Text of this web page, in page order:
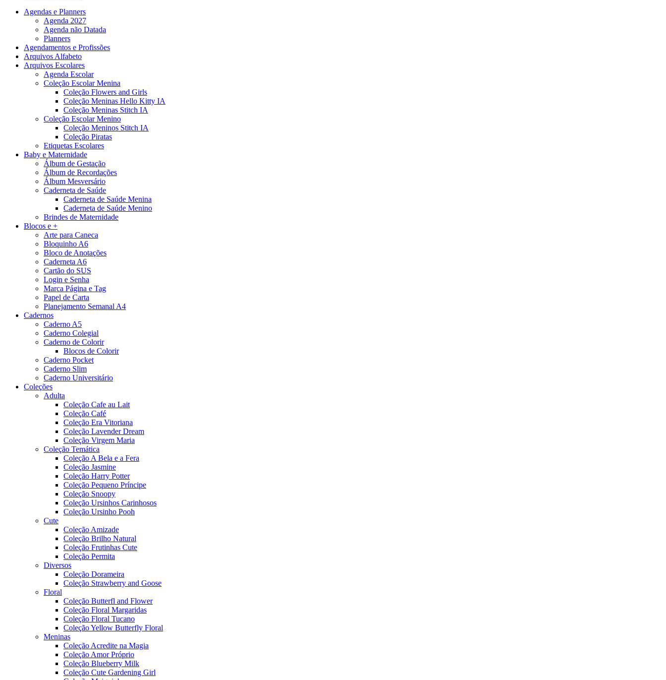
Agendas e Planners
Agenda 2027
Agenda não Datada
Planners
Agendamentos e Profissões
Arquivos Alfabeto
Arquivos Escolares
Agenda Escolar
Coleção Escolar Menina
Coleção Flowers and Girls
Coleção Meninas Hello Kitty IA
Coleção Meninas Stitch IA
Coleção Escolar Menino
Coleção Meninos Stitch IA
Coleção Piratas
Etiquetas Escolares
Baby e Maternidade
Álbum de Gestação
Álbum de Recordações
Álbum Mesversário
Caderneta de Saúde
Caderneta de Saúde Menina
Caderneta de Saúde Menino
Brindes de Maternidade
Blocos e +
Arte para Caneca
Bloquinho A6
Bloco de Anotações
Caderneta A6
Cartão do SUS
Login e Senha
Marca Página e Tag
Papel de Carta
Planejamento Semanal A4
Cadernos
Caderno A5
Caderno Colegial
Caderno de Colorir
Blocos de Colorir
Caderno Pocket
Caderno Slim
Caderno Universitário
Coleções
Adulta
Coleção Cafe au Lait
Coleção Café
Coleção Era Vitoriana
Coleção Lavender Dream
Coleção Virgem Maria
Coleção Temática
Coleção A Bela e a Fera
Coleção Jasmine
Coleção Harry Potter
Coleção Pequeno Príncipe
Coleção Snoopy
Coleção Ursinhos Carinhosos
Coleção Ursinho Pooh
Cute
Coleção Amizade
Coleção Brilho Natural
Coleção Frutinhas Cute
Coleção Permita
Diversos
Coleção Dorameira
Coleção Strawberry and Goose
Floral
Coleção Butterfl and Flower
Coleção Floral Margaridas
Coleção Floral Tucano
Coleção Yellow Butterfly Floral
Meninas
Coleção Acredite na Magia
Coleção Amor Próprio
Coleção Blueberry Milk
Coleção Cute Gardening Girl